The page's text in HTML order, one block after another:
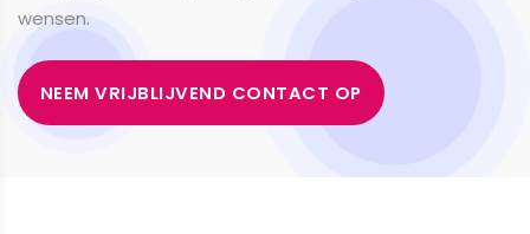
wensen.
NEEM VRIJBLIJVEND CONTACT OP